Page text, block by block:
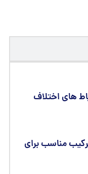
های اختلاف
مناسب برای